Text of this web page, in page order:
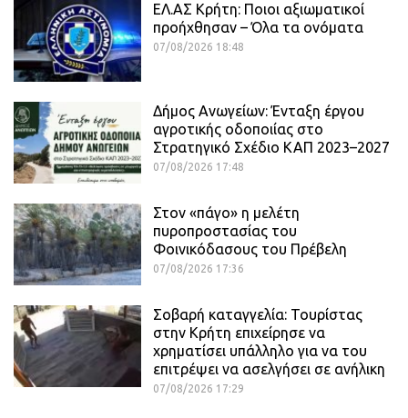
ΕΛ.ΑΣ Κρήτη: Ποιοι αξιωματικοί
προήχθησαν – Όλα τα ονόματα
07/08/2026 18:48
Δήμος Ανωγείων: Ένταξη έργου
αγροτικής οδοποιίας στο
Στρατηγικό Σχέδιο ΚΑΠ 2023–2027
07/08/2026 17:48
Στον «πάγο» η μελέτη
πυροπροστασίας του
Φοινικόδασους του Πρέβελη
07/08/2026 17:36
Σοβαρή καταγγελία: Τουρίστας
στην Κρήτη επιχείρησε να
χρηματίσει υπάλληλο για να του
επιτρέψει να ασελγήσει σε ανήλικη
07/08/2026 17:29